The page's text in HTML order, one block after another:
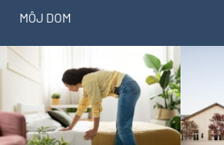
MÔJ DOM